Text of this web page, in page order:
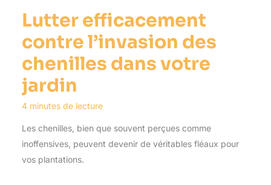
Lutter efficacement
contre l’invasion des
chenilles dans votre
jardin
4 minutes de lecture
Les chenilles, bien que souvent perçues comme
inoffensives, peuvent devenir de véritables fléaux pour
vos plantations.